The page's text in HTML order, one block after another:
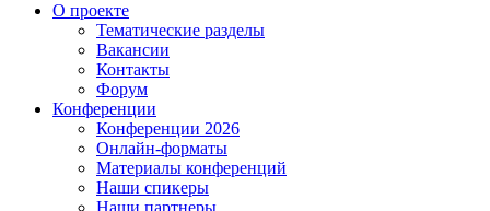
О проекте
Тематические разделы
Вакансии
Контакты
Форум
Конференции
Конференции 2026
Онлайн-форматы
Материалы конференций
Наши спикеры
Наши партнеры